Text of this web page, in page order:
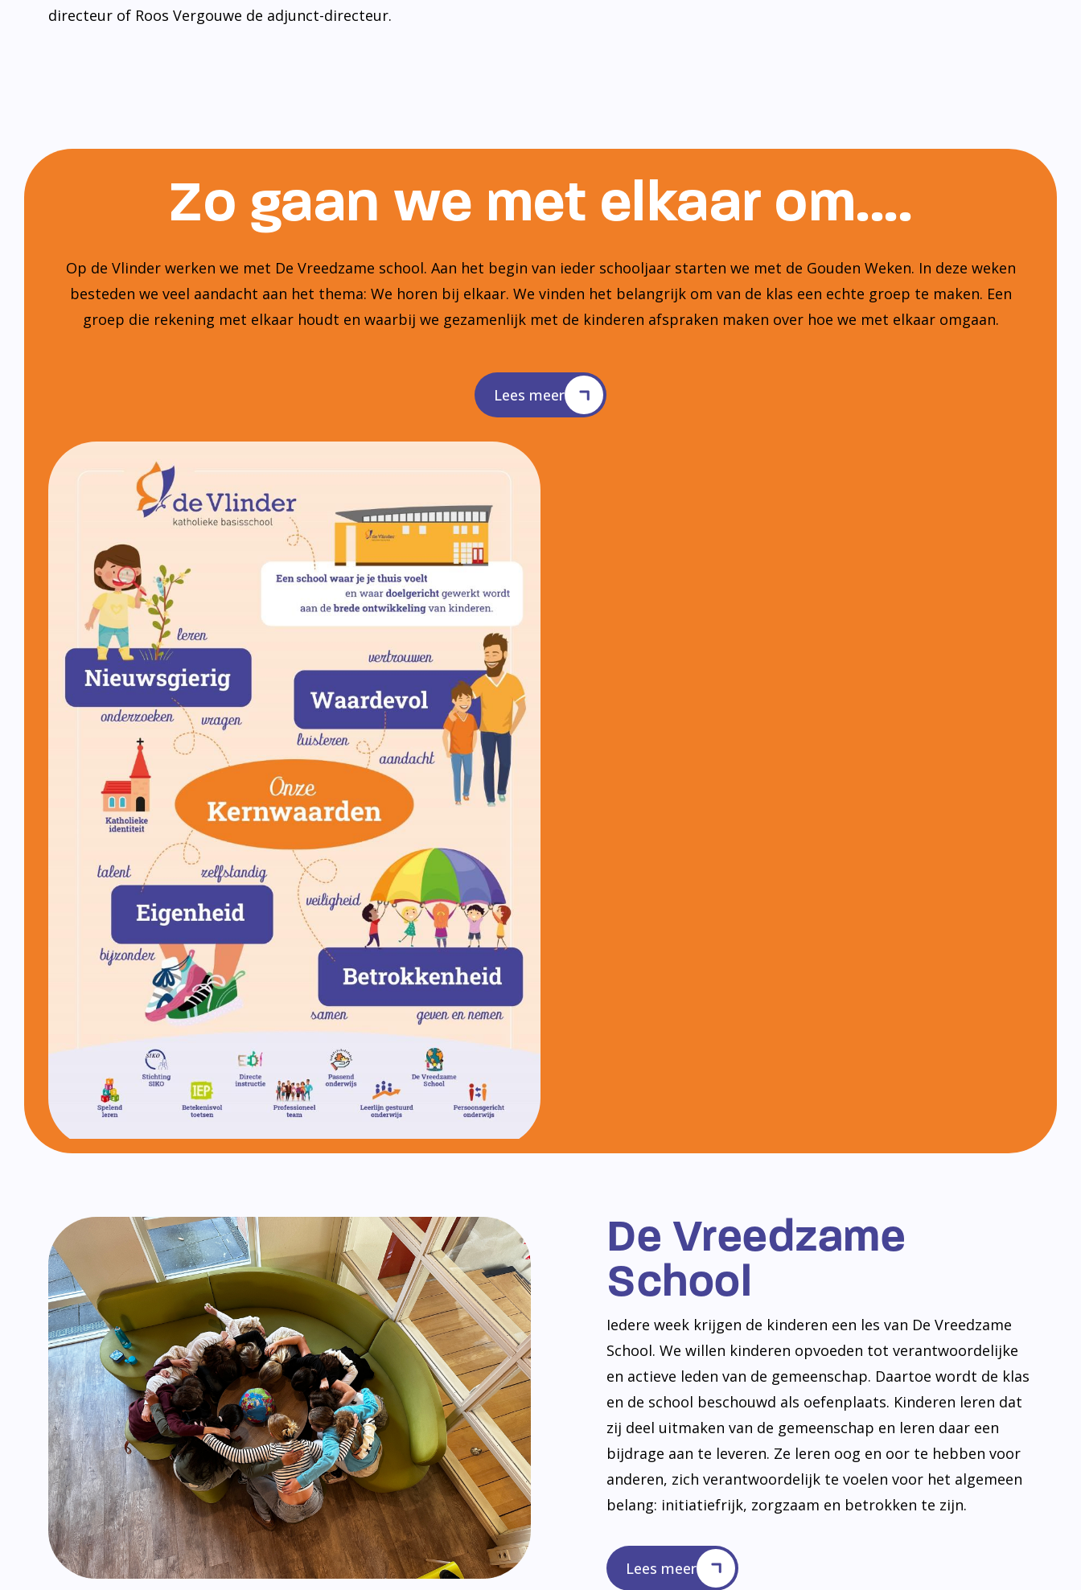
directeur of Roos Vergouwe de adjunct-directeur.
Zo gaan we met elkaar om....
Op de Vlinder werken we met De Vreedzame school. Aan het begin van ieder schooljaar starten we met de Gouden Weken. In deze weken
besteden we veel aandacht aan het thema: We horen bij elkaar. We vinden het belangrijk om van de klas een echte groep te maken. Een
groep die rekening met elkaar houdt en waarbij we gezamenlijk met de kinderen afspraken maken over hoe we met elkaar omgaan.
Lees meer
De Vreedzame
School
Iedere week krijgen de kinderen een les van De Vreedzame
School. We willen kinderen opvoeden tot verantwoordelijke
en actieve leden van de gemeenschap. Daartoe wordt de klas
en de school beschouwd als oefenplaats. Kinderen leren dat
zij deel uitmaken van de gemeenschap en leren daar een
bijdrage aan te leveren. Ze leren oog en oor te hebben voor
anderen, zich verantwoordelijk te voelen voor het algemeen
belang: initiatiefrijk, zorgzaam en betrokken te zijn.
Lees meer